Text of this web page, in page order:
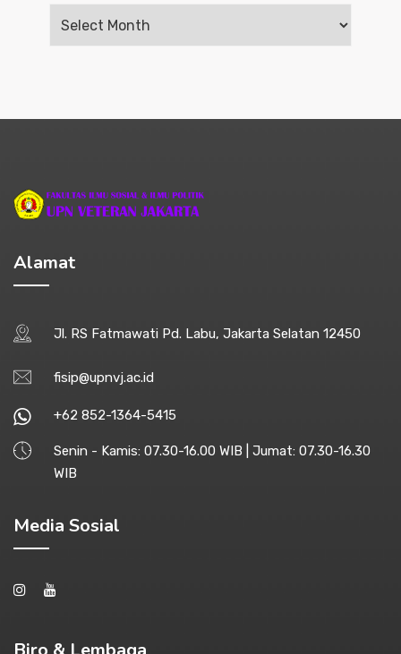
Arsip
Alamat
Jl. RS Fatmawati Pd. Labu, Jakarta Selatan 12450
fisip@upnvj.ac.id
+62 852-1364-5415
Senin - Kamis: 07.30-16.00 WIB | Jumat: 07.30-16.30
WIB
Media Sosial